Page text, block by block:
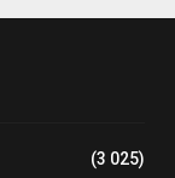
(3 025)